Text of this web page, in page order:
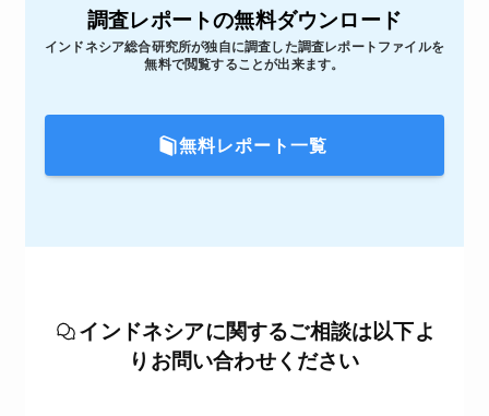
調査レポートの無料ダウンロード
インドネシア総合研究所が独自に調査した調査レポートファイルを
無料で閲覧することが出来ます。
無料レポート一覧
インドネシアに関するご相談は以下よ
りお問い合わせください